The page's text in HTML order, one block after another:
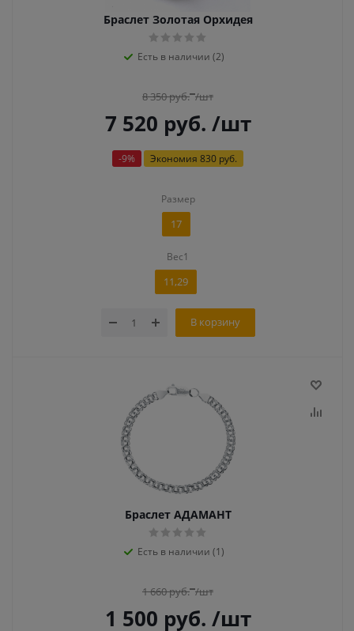
Браслет Золотая Орхидея
Есть в наличии (2)
8 350руб. /шт
7 520 руб. /шт
-9% Экономия 830 руб.
Размер
17
Вес1
11,29
В корзину
Браслет АДАМАНТ
Есть в наличии (1)
1 660руб. /шт
1 500 руб. /шт